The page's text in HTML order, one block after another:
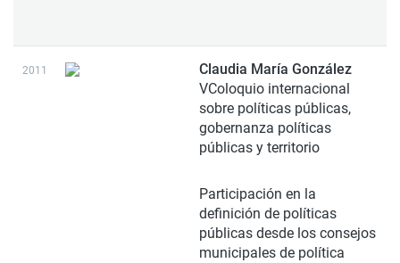
2011
Claudia María González
VColoquio internacional
sobre políticas públicas,
gobernanza políticas
públicas y territorio
Participación en la
definición de políticas
públicas desde los consejos
municipales de política